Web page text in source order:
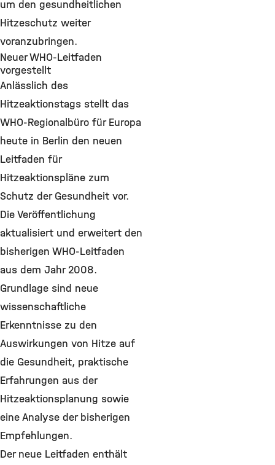
um den gesundheitlichen
Hitzeschutz weiter
voranzubringen.
Neuer WHO-Leitfaden
vorgestellt
Anlässlich des
Hitzeaktionstags stellt das
WHO-Regionalbüro für Europa
heute in Berlin den neuen
Leitfaden für
Hitzeaktionspläne zum
Schutz der Gesundheit vor.
Die Veröffentlichung
aktualisiert und erweitert den
bisherigen WHO-Leitfaden
aus dem Jahr 2008.
Grundlage sind neue
wissenschaftliche
Erkenntnisse zu den
Auswirkungen von Hitze auf
die Gesundheit, praktische
Erfahrungen aus der
Hitzeaktionsplanung sowie
eine Analyse der bisherigen
Empfehlungen.
Der neue Leitfaden enthält